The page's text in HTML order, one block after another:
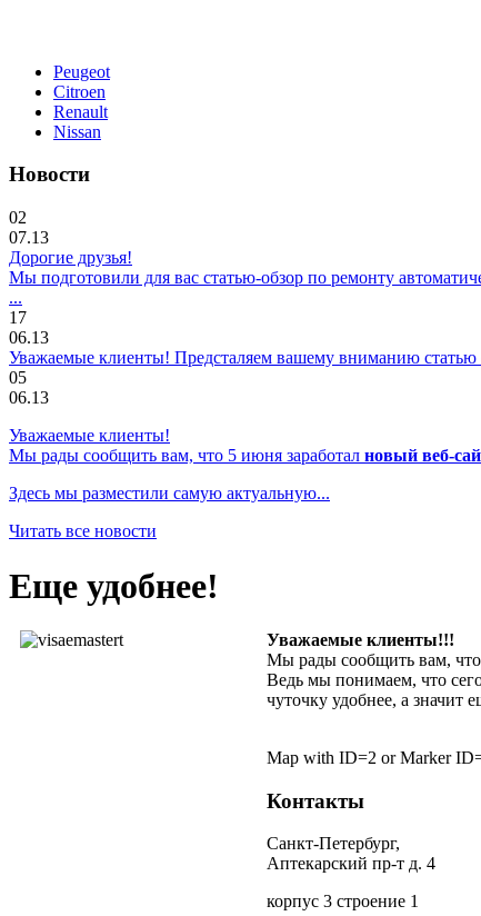
Peugeot
Citroen
Renault
Nissan
Новости
02
07.13
Дорогие друзья!
Мы подготовили для вас статью-обзор по ремонту
...
17
06.13
Уважаемые клиенты! Предсталяем вашему вниманию статью
05
06.13
Уважаемые клиенты!
Мы рады сообщить вам, что 5 июня заработал новый веб-
Здесь мы разместили самую актуальную...
Читать все новости
Еще удобнее!
Уважаемые клиенты!!!
Мы рады сообщить вам, что
Ведь мы понимаем, что
чуточку удобнее, а значит
Map with ID=2 or Marker
Контакты
Санкт-Петербург,
Аптекарский пр-т д. 4
корпус 3 строение 1